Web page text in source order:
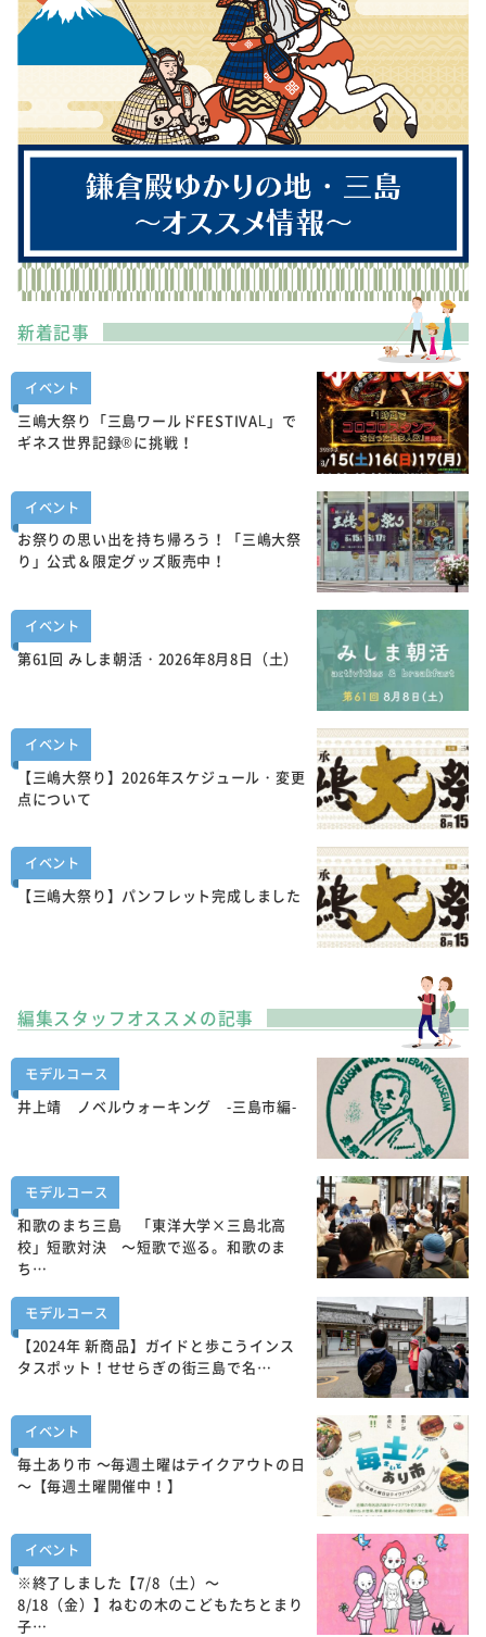
新着記事
イベント
三嶋大祭り「三島ワールドFESTIVAL」で
ギネス世界記録®に挑戦！
イベント
お祭りの思い出を持ち帰ろう！「三嶋大祭
り」公式＆限定グッズ販売中！
イベント
第61回 みしま朝活・2026年8月8日（土）
イベント
【三嶋大祭り】2026年スケジュール・変更
点について
イベント
【三嶋大祭り】パンフレット完成しました
編集スタッフオススメの記事
モデルコース
井上靖 ノベルウォーキング -三島市編-
モデルコース
和歌のまち三島 「東洋大学×三島北高
校」短歌対決 ～短歌で巡る。和歌のま
ち…
モデルコース
【2024年 新商品】ガイドと歩こうインス
タスポット！せせらぎの街三島で名…
イベント
毎土あり市 ～毎週土曜はテイクアウトの日
～【毎週土曜開催中！】
イベント
※終了しました【7/8（土）～
8/18（金）】ねむの木のこどもたちとまり
子…